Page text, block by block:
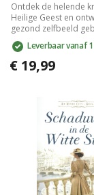
Ontdek de helende
Heilige Geest en
gezond zelfbeeld
Gods liefde.
hoe een negatief
ontstaat en biedt
opdrachten voor
eigenwaarde te
door zelfliefde en
Leverbaar vanaf
€ 19,99